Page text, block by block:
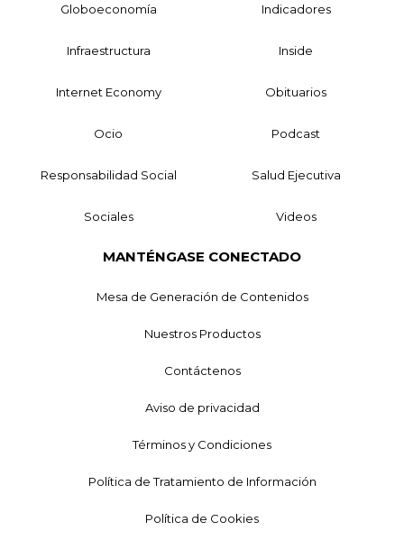
Globoeconomía Indicadores
Infraestructura Inside
Internet Economy Obituarios
Ocio Podcast
Responsabilidad Social Salud Ejecutiva
Sociales Videos
MANTÉNGASE CONECTADO
Mesa de Generación de Contenidos
Nuestros Productos
Contáctenos
Aviso de privacidad
Términos y Condiciones
Política de Tratamiento de Información
Política de Cookies